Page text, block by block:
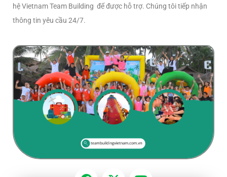
hệ Vietnam Team Building để được hỗ trợ. Chúng tôi tiếp nhận
thông tin yêu cầu 24/7.